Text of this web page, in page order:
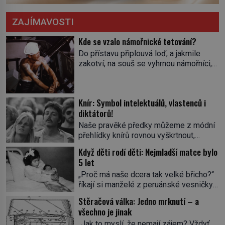
ZAJÍMAVOSTI
Kde se vzalo námořnické tetování?
Do přístavu připlouvá loď, a jakmile
zakotví, na souš se vyhrnou námořníci,
potetované paže. Námořnická kérka je
totiž něco jako uniforma. Tetování jako
takové má velmi hlubokou minulost.
Tetovaný je už pračlověk Ötzi, který
Knír: Symbol intelektuálů, vlastenců i
diktátorů!
Naše pravěké předky můžeme z módní
přehlídky knírů rovnou vyškrtnout,
jedním z nejstarších knírů musíme až do
starověkého Egypta. Najdeme ho na
soše egyptského prince Rahotepa, jenž
žil ve 26. století před naším
letopočtem! Není to ale něco obvyklého,
proto právě obyvatelé ze stínu pyramid
dbají na hygienu a kompletně holí […]
Když děti rodí děti: Nejmladší matce bylo
5 let
„Proč má naše dcera tak velké břicho?“
říkají si manželé z peruánské vesničky
nemocnice. Nemá ale v břiše nádor, jak
se obávali, ale sedmiměsíční plod! Ve
Stěračová válka: Jedno mrknutí – a
všechno je jinak